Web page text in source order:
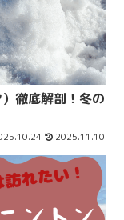
徹底解剖！冬の
2025.11.10